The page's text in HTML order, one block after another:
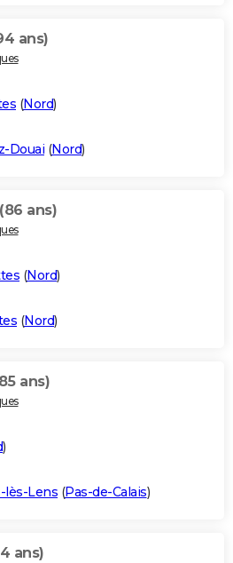
ans)
(Nord)
Douai (Nord)
(86 ans)
(Nord)
(Nord)
ans)
)
lès-Lens (Pas-de-Calais)
ans)